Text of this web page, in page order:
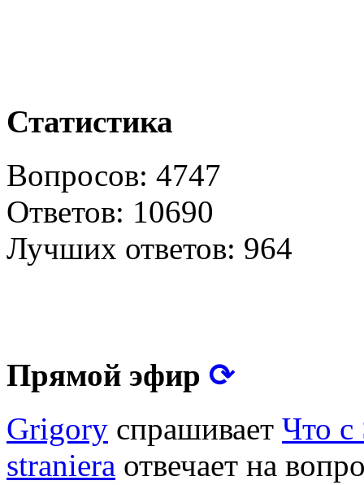
Статистика
Вопросов: 4747
Ответов: 10690
Лучших ответов: 964
Прямой эфир ⟳
Grigory спрашивает Что с
straniera отвечает на